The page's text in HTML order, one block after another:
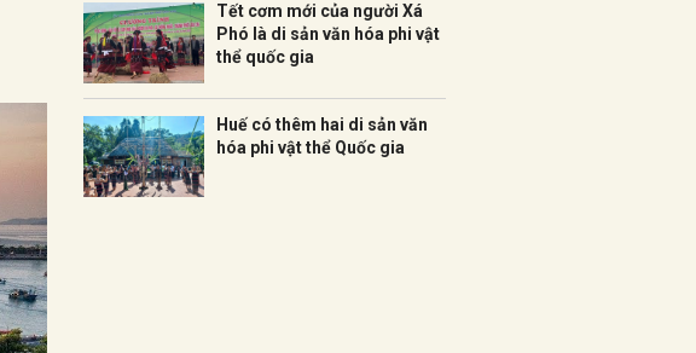
Tết cơm mới của người Xá
Phó là di sản văn hóa phi vật
thể quốc gia
Huế có thêm hai di sản văn
hóa phi vật thể Quốc gia